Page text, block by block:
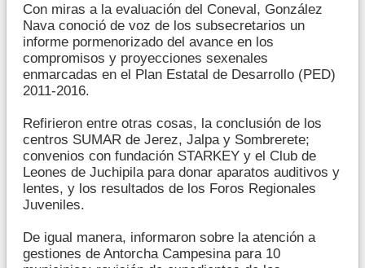
Con miras a la evaluación del Coneval, González
Nava conoció de voz de los subsecretarios un
informe pormenorizado del avance en los
compromisos y proyecciones sexenales
enmarcadas en el Plan Estatal de Desarrollo (PED)
2011-2016.
Refirieron entre otras cosas, la conclusión de los
centros SUMAR de Jerez, Jalpa y Sombrerete;
convenios con fundación STARKEY y el Club de
Leones de Juchipila para donar aparatos auditivos y
lentes, y los resultados de los Foros Regionales
Juveniles.
De igual manera, informaron sobre la atención a
gestiones de Antorcha Campesina para 10